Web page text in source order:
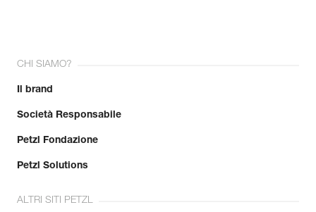
CHI SIAMO?
Il brand
Società Responsabile
Petzl Fondazione
Petzl Solutions
ALTRI SITI PETZL